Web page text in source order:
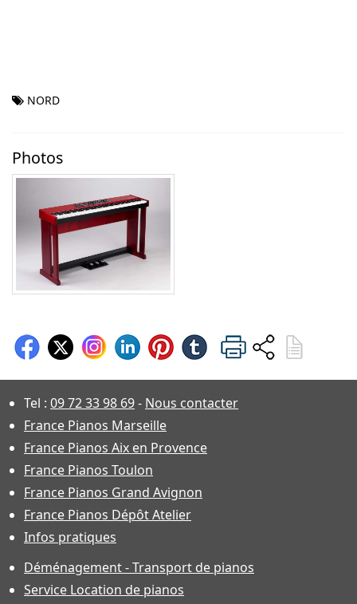
NORD
Photos
Tel : 09 72 33 98 69- Nous contacter
France Pianos Marseille
France Pianos Aix en Provence
France Pianos Toulon
France Pianos Grand Avignon
France Pianos Dépôt Atelier
Infos pratiques
Déménagement - Transport de pianos
Service Location de pianos